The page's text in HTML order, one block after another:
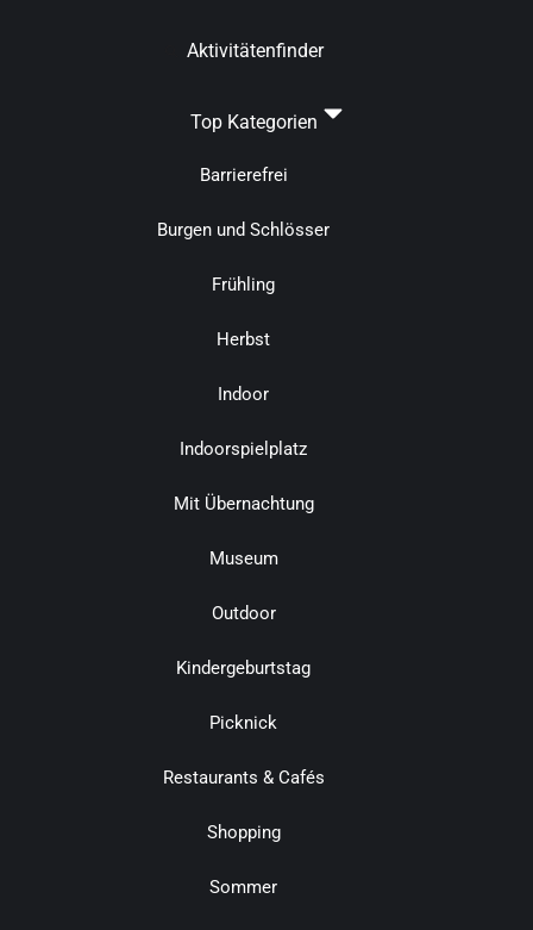
Aktivitätenfinder
Top Kategorien
Barrierefrei
Burgen und Schlösser
Frühling
Herbst
Indoor
Indoorspielplatz
Mit Übernachtung
Museum
Outdoor
Kindergeburtstag
Picknick
Restaurants & Cafés
Shopping
Sommer